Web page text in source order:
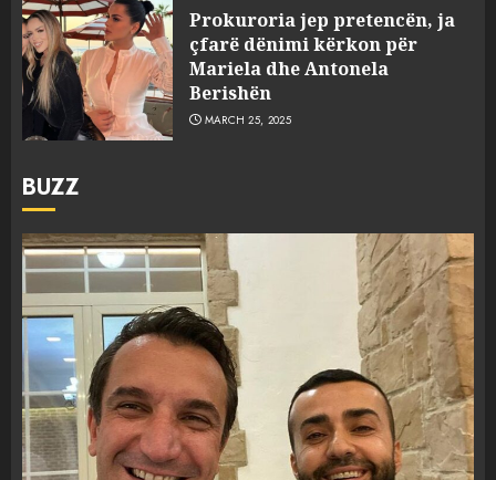
Prokuroria jep pretencën, ja
çfarë dënimi kërkon për
Mariela dhe Antonela
Berishën
MARCH 25, 2025
BUZZ